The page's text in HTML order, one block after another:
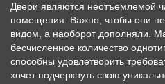
Двери являются неотъемлемой
помещения. Важно, чтобы они
видом, а наоборот дополняли.
бесчисленное количество
способны удовлетворить
хочет подчеркнуть свою